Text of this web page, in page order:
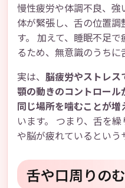
慢性疲労や体調不良、強
体が緊張し、舌の位置
す。 加えて、睡眠不足
るため、無意識のうちに
実は、 脳疲労やストレス
顎の動きのコントロー
同じ場所を噛むことが増
います。 つまり、舌を
や脳が疲れているという
舌や口周りの